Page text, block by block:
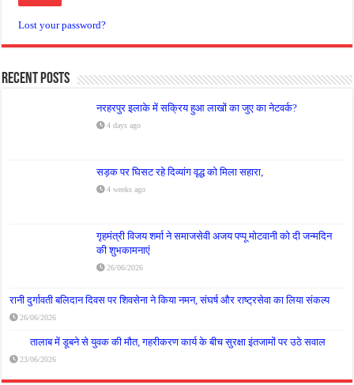
Lost your password?
Recent Posts
नरहरपुर इलाके में सक्रिय हुआ लाखों का जुए का नेटवर्क?
4 days ago
सड़क पर घिसट रहे दिव्यांग वृद्ध को मिला सहारा,
4 weeks ago
गृहमंत्री विजय शर्मा ने समाजसेवी अजय पप्पू मोटवानी को दी जन्मदिन
की शुभकामनाएं
26/06/2026
रानी दुर्गावती बलिदान दिवस पर शिवसेना ने किया नमन, संघर्ष और राष्ट्रसेवा का लिया संकल्प
26/06/2026
तालाब में डूबने से युवक की मौत, गहरीकरण कार्य के बीच सुरक्षा इंतजामों पर उठे सवाल
23/06/2026